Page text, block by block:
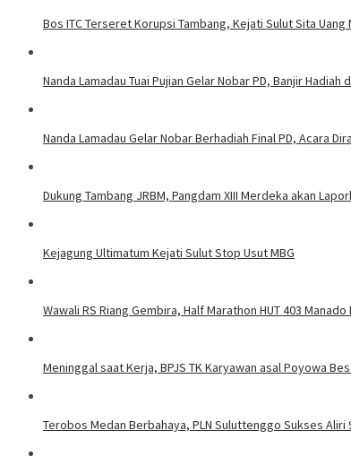
Bos ITC Terseret Korupsi Tambang, Kejati Sulut Sita Uang
Nanda Lamadau Tuai Pujian Gelar Nobar PD, Banjir
Nanda Lamadau Gelar Nobar Berhadiah Final PD, Acara
Dukung Tambang JRBM, Pangdam XIII Merdeka akan
Kejagung Ultimatum Kejati Sulut Stop Usut MBG
Wawali RS Riang Gembira, Half Marathon HUT 403
Meninggal saat Kerja, BPJS TK Karyawan asal Poyowa
Terobos Medan Berbahaya, PLN Suluttenggo Sukses Aliri